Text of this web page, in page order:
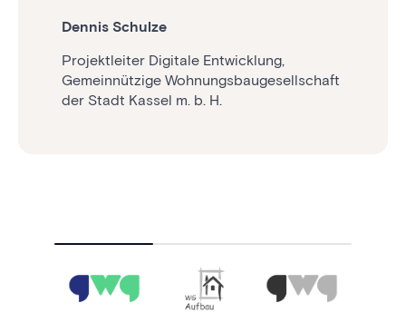
Dennis Schulze
Projektleiter Digitale Entwicklung,
Gemeinnützige Wohnungsbaugesellschaft
der Stadt Kassel m. b. H.
Vorstand, Wohnungsgenossenschaft
GmbH